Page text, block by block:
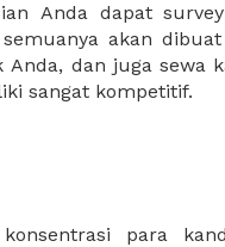
sangat kompetitif.